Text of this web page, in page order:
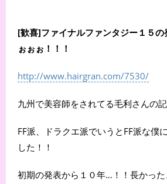
[歓喜]ファイナルファンタジー１５
ぉぉぉ！！！
http://www.hairgran.com/7530/
九州で美容師をされてる毛利さんの
FF派、ドラクエ派でいうとFF派な僕
した！！
初期の発表から１０年…！！長かっ